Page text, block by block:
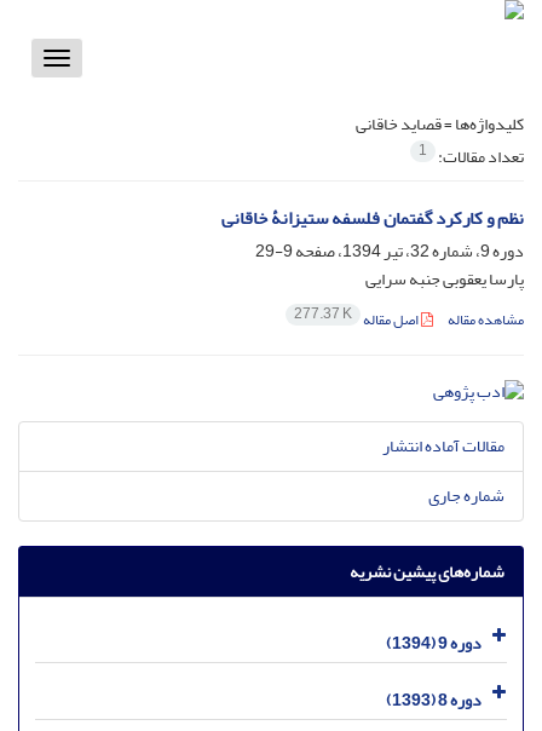
Toggle
کلیدواژه‌ها =قصاید خاقانی
تعداد مقالات: 1
نظم و کارکرد گفتمان فلسفه ستیزانۀ خاقانی
دوره 9، شماره 32، تیر 1394، صفحه
9-29
پارسا یعقوبی جنبه سرایی
مشاهده مقاله اصل مقاله 277.37 K
مقالات آماده انتشار
شماره جاری
شماره‌های پیشین نشریه
دوره 9 (1394)
دوره 8 (1393)